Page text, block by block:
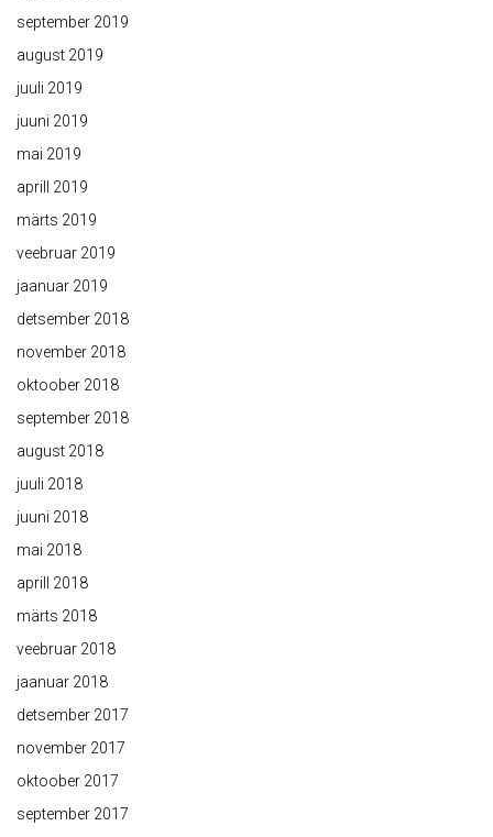
september 2019
august 2019
juuli 2019
juuni 2019
mai 2019
aprill 2019
märts 2019
veebruar 2019
jaanuar 2019
detsember 2018
november 2018
oktoober 2018
september 2018
august 2018
juuli 2018
juuni 2018
mai 2018
aprill 2018
märts 2018
veebruar 2018
jaanuar 2018
detsember 2017
november 2017
oktoober 2017
september 2017